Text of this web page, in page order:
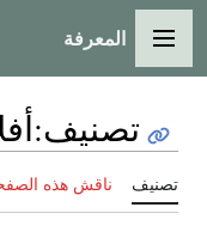
القائمة الرئيسية
المعرفة
تصنيف:
تصنيف ناقش هذه